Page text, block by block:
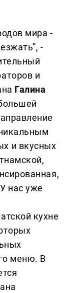
мира -
-
и
Галина
и вкусных
нас уже
кухне
меню. В